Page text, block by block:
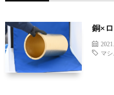
銅×
マ